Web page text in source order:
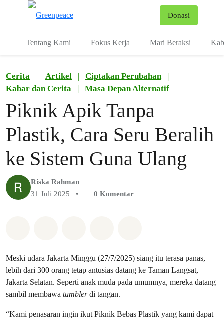
Donasi
Tentang Kami Fokus Kerja Mari Beraksi
Cerita Artikel | Ciptakan Perubahan
|
Kabar dan Cerita
| Masa Depan Alternatif
Piknik Apik Tanpa
Plastik, Cara Seru Beralih
ke Sistem Guna Ulang
Riska Rahman
31 Juli 2025
• 0 Komentar
Meski udara Jakarta Minggu (27/7/2025) siang itu terasa panas,
lebih dari 300 orang tetap antusias datang ke Taman Langsat,
Jakarta Selatan. Seperti anak muda pada umumnya, mereka datang
sambil membawa tumblerdi tangan.
“Kami penasaran ingin ikut Piknik Bebas Plastik yang kami dapat